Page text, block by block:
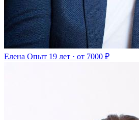
Елена Опыт 19 лет · от 7000 ₽